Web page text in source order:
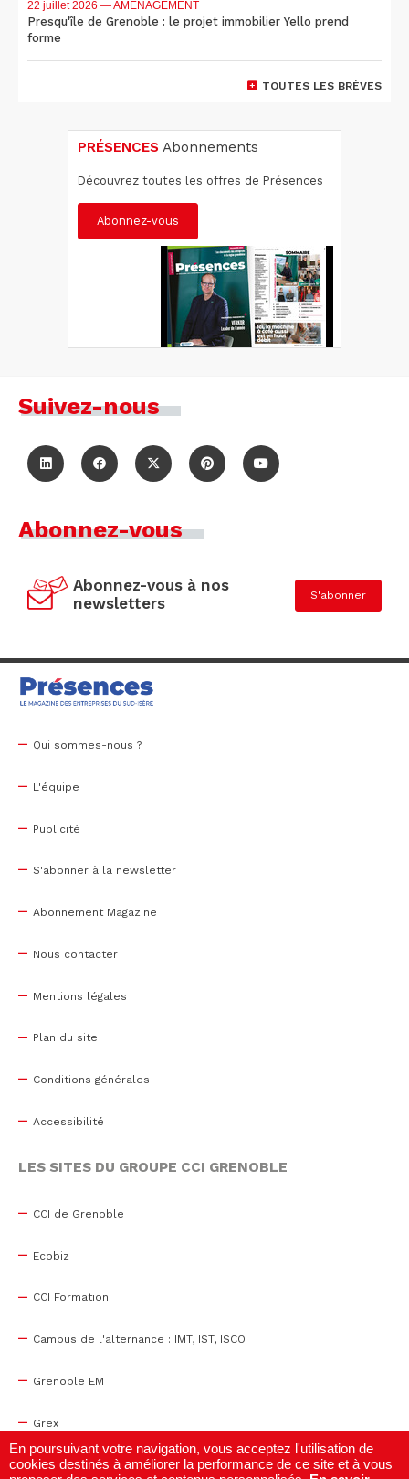
22 juillet 2026 — AMÉNAGEMENT
Presqu'île de Grenoble : le projet immobilier Yello prend
forme
TOUTES LES BRÈVES
PRÉSENCES Abonnements
Découvrez toutes les offres de Présences
Abonnez-vous
Suivez-nous
Abonnez-vous
Abonnez-vous à nos
newsletters
S'abonner
Qui sommes-nous ?
L'équipe
Publicité
S'abonner à la newsletter
Abonnement Magazine
Nous contacter
Mentions légales
Plan du site
Conditions générales
Accessibilité
LES SITES DU GROUPE CCI GRENOBLE
CCI de Grenoble
Ecobiz
CCI Formation
Campus de l'alternance : IMT, IST, ISCO
Grenoble EM
Grex
WTC Grenoble
En poursuivant votre navigation, vous acceptez l'utilisation de
cookies destinés à améliorer la performance de ce site et à vous